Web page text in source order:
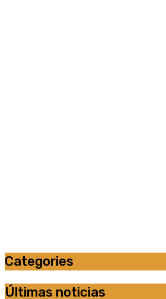
Categories
Últimas noticias